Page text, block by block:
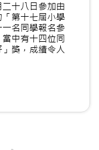
十八日參加由
第十七屆小學
名同學報名參
中有十四位同
獎，成績令人